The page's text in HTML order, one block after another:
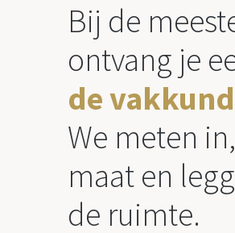
Bij de
ontvang je
de
We meten
maat en
de ruimte.